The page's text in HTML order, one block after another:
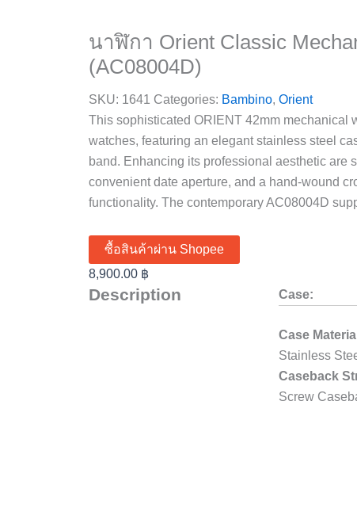
นาฬิกา Orient Classic
(AC08004D)
SKU: 1641 Categories: Bambino, Orient
This sophisticated ORIENT 42mm mechanical
watches, featuring an elegant stainless steel
band. Enhancing its professional aesthetic are
convenient date aperture, and a hand-wound
functionality. The contemporary AC08004D
ซื้อสินค้าผ่าน Shopee
8,900.00 ฿
Description Case:
Case
Stainless
Caseback
Screw